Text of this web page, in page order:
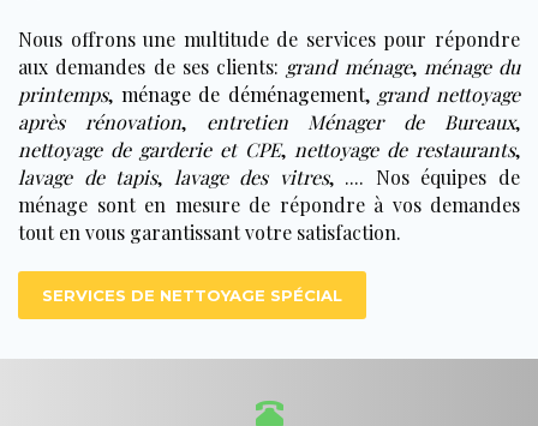
Nous offrons une multitude de services pour répondre
aux demandes de ses clients: grand ménage, ménage du
printemps, ménage de déménagement, grand nettoyage
après rénovation, entretien Ménager de Bureaux,
nettoyage de garderie et CPE, nettoyage de restaurants,
lavage de tapis, lavage des vitres, .... Nos équipes de
ménage sont en mesure de répondre à vos demandes
tout en vous garantissant votre satisfaction.
SERVICES DE NETTOYAGE SPÉCIAL